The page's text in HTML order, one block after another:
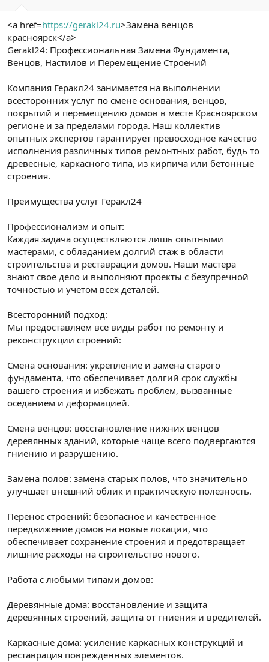
<a href=https://gerakl24.ru>Замена венцов
красноярск</a>
Gerakl24: Профессиональная Замена Фундамента,
Венцов, Настилов и Перемещение Строений
Компания Геракл24 занимается на выполнении
всесторонних услуг по смене основания, венцов,
покрытий и перемещению домов в месте Красноярском
регионе и за пределами города. Наш коллектив
опытных экспертов гарантирует превосходное качество
исполнения различных типов ремонтных работ, будь то
древесные, каркасного типа, из кирпича или бетонные
строения.
Преимущества услуг Геракл24
Профессионализм и опыт:
Каждая задача осуществляются лишь опытными
мастерами, с обладанием долгий стаж в области
строительства и реставрации домов. Наши мастера
знают свое дело и выполняют проекты с безупречной
точностью и учетом всех деталей.
Всесторонний подход:
Мы предоставляем все виды работ по ремонту и
реконструкции строений:
Смена основания: укрепление и замена старого
фундамента, что обеспечивает долгий срок службы
вашего строения и избежать проблем, вызванные
оседанием и деформацией.
Смена венцов: восстановление нижних венцов
деревянных зданий, которые чаще всего подвергаются
гниению и разрушению.
Замена полов: замена старых полов, что значительно
улучшает внешний облик и практическую полезность.
Перенос строений: безопасное и качественное
передвижение домов на новые локации, что
обеспечивает сохранение строения и предотвращает
лишние расходы на строительство нового.
Работа с любыми типами домов:
Деревянные дома: восстановление и защита
деревянных строений, защита от гниения и вредителей.
Каркасные дома: усиление каркасных конструкций и
реставрация поврежденных элементов.